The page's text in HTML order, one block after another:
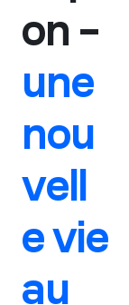
on –
une
nou
vell
e vie
au
x
q
u
e
a